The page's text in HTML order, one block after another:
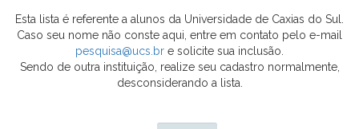
Esta lista é referente a alunos da Universidade de Caxias do Sul.
Caso seu nome não conste aqui, entre em contato pelo e-mail
pesquisa@ucs.br e solicite sua inclusão.
Sendo de outra instituição, realize seu cadastro normalmente,
desconsiderando a lista.